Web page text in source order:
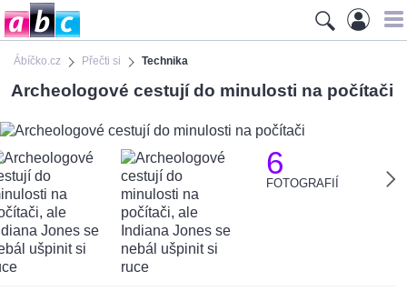
Ábíčko.cz Přečti si Technika
Archeologové cestují do minulosti na počítači
6
FOTOGRAFIÍ